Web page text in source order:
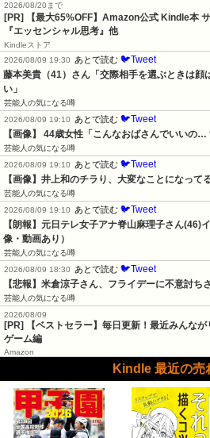
2026/08/20まで
[PR]
【最大65%OFF】Amazon公式 Kindle本
『エッセンシャル思考』他
Kindleストア
2026/08/09 19:30
あとで読む 🐦Tweet
藤本美貴（41）さん「交際相手を選ぶときは顔
い」
芸能人の気になる噂
2026/08/09 19:10
あとで読む 🐦Tweet
【画像】 44歳女性「こんなおばさんでいいの…
芸能人の気になる噂
2026/08/09 19:10
あとで読む 🐦Tweet
【画像】井上和のチラり、大変なことになって
芸能人の気になる噂
2026/08/09 19:10
あとで読む 🐦Tweet
【朗報】元日テレ女子アナ脊山麻理子さん(46)
像・動画あり）
芸能人の気になる噂
2026/08/09 18:30
あとで読む 🐦Tweet
【悲報】米倉涼子さん、フライデーに不意討ち
芸能人の気になる噂
2026/08/09
[PR] 【ベストセラー】毎日更新！最近みんな
ゲーム編
Amazon
Kindle 最近の売